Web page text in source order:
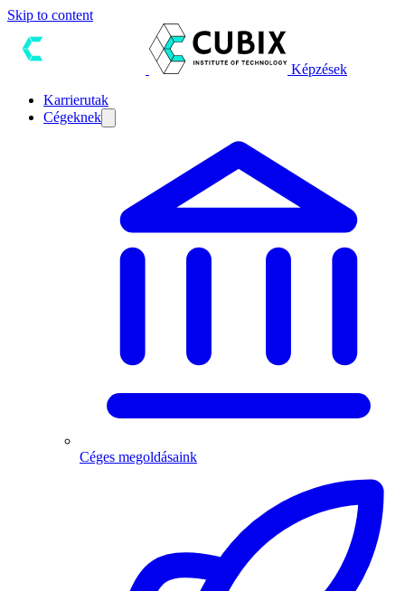
Skip to content
Képzések
Karrierutak
Cégeknek
Céges megoldásaink